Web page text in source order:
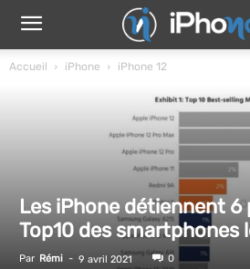
Accueil iPhone iPhone 12
Les iPhone détiennent
Top10 des smartphones
Par Rémi - 9 avril 2021 0